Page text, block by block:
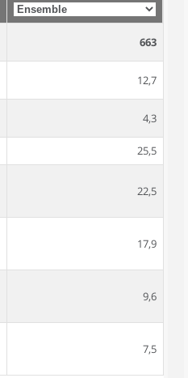
663
12,7
4,3
25,5
22,5
17,9
9,6
7,5